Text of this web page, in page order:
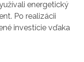
energetický
Po realizácii
investície vďaka